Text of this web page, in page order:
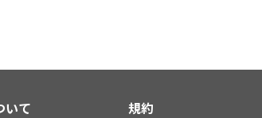
いて 規約